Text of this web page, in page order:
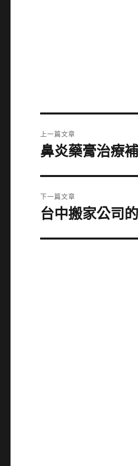
章
上一篇文章
上
篇
文
章:
鼻炎藥膏治療
下一篇文章
下
篇
台中搬家公司